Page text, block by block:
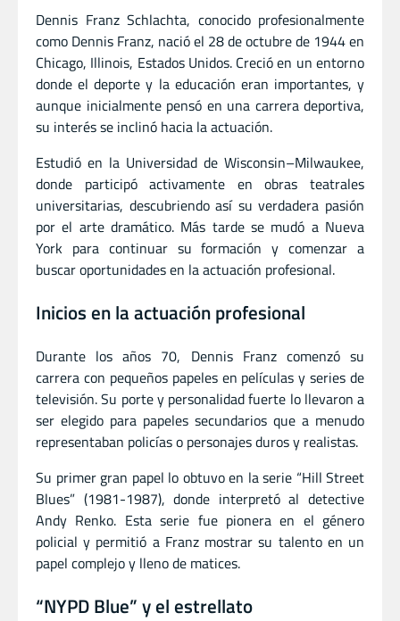
Dennis Franz Schlachta, conocido profesionalmente
como Dennis Franz, nació el 28 de octubre de 1944 en
Chicago, Illinois, Estados Unidos. Creció en un entorno
donde el deporte y la educación eran importantes, y
aunque inicialmente pensó en una carrera deportiva,
su interés se inclinó hacia la actuación.
Estudió en la Universidad de Wisconsin–Milwaukee,
donde participó activamente en obras teatrales
universitarias, descubriendo así su verdadera pasión
por el arte dramático. Más tarde se mudó a Nueva
York para continuar su formación y comenzar a
buscar oportunidades en la actuación profesional.
Inicios en la actuación profesional
Durante los años 70, Dennis Franz comenzó su
carrera con pequeños papeles en películas y series de
televisión. Su porte y personalidad fuerte lo llevaron a
ser elegido para papeles secundarios que a menudo
representaban policías o personajes duros y realistas.
Su primer gran papel lo obtuvo en la serie “Hill Street
Blues” (1981-1987), donde interpretó al detective
Andy Renko. Esta serie fue pionera en el género
policial y permitió a Franz mostrar su talento en un
papel complejo y lleno de matices.
“NYPD Blue” y el estrellato